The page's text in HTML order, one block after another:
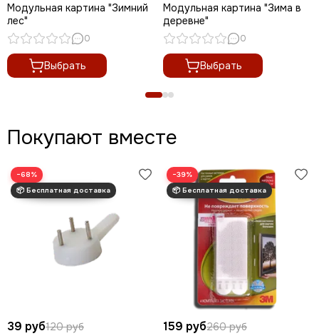
Модульная картина "Зимний
лес"
0
Выбрать
Модульная картина "Зима в
деревне"
0
Выбрать
Покупают вместе
−68%
39 руб120 руб
−39%
159 руб260 руб